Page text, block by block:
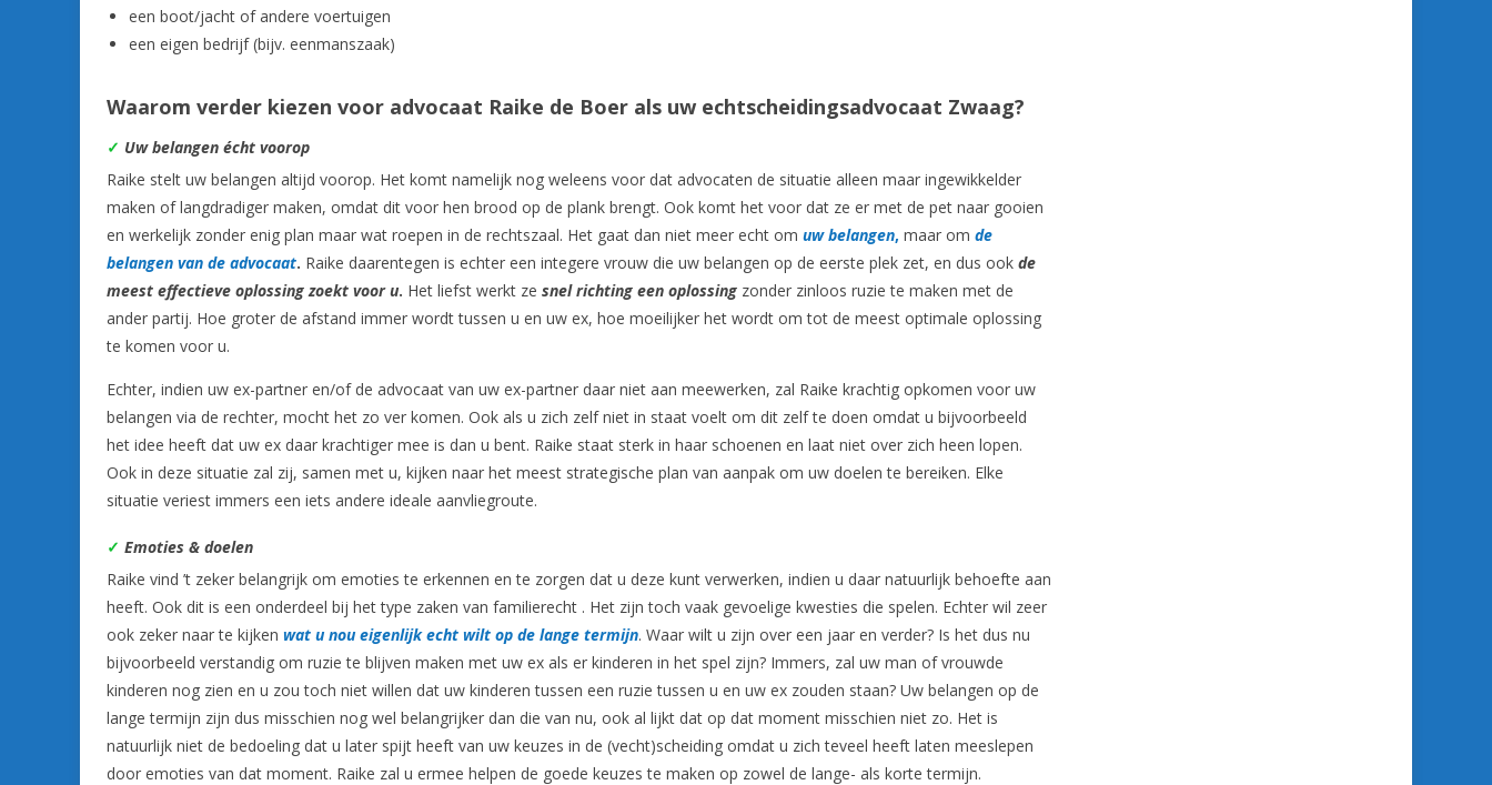
een boot/jacht of andere voertuigen
een eigen bedrijf (bijv. eenmanszaak)
Waarom verder kiezen voor advocaat Raike de Boer als uw echtscheidingsadvocaat Zwaag?
✓ Uw belangen écht voorop
Raike stelt uw belangen altijd voorop. Het komt namelijk nog weleens voor dat advocaten de situatie alleen maar ingewikkelder
maken of langdradiger maken, omdat dit voor hen brood op de plank brengt. Ook komt het voor dat ze er met de pet naar gooien
en werkelijk zonder enig plan maar wat roepen in de rechtszaal. Het gaat dan niet meer echt om uw belangen, maar om de
belangen van de advocaat. Raike daarentegen is echter een integere vrouw die uw belangen op de eerste plek zet, en dus ook de
meest effectieve oplossing zoekt voor u. Het liefst werkt ze snel richting een oplossing zonder zinloos ruzie te maken met de
ander partij. Hoe groter de afstand immer wordt tussen u en uw ex, hoe moeilijker het wordt om tot de meest optimale oplossing
te komen voor u.
Echter, indien uw ex-partner en/of de advocaat van uw ex-partner daar niet aan meewerken, zal Raike krachtig opkomen voor uw
belangen via de rechter, mocht het zo ver komen. Ook als u zich zelf niet in staat voelt om dit zelf te doen omdat u bijvoorbeeld
het idee heeft dat uw ex daar krachtiger mee is dan u bent. Raike staat sterk in haar schoenen en laat niet over zich heen lopen.
Ook in deze situatie zal zij, samen met u, kijken naar het meest strategische plan van aanpak om uw doelen te bereiken. Elke
situatie veriest immers een iets andere ideale aanvliegroute.
✓ Emoties & doelen
Raike vind ’t zeker belangrijk om emoties te erkennen en te zorgen dat u deze kunt verwerken, indien u daar natuurlijk behoefte aan
heeft. Ook dit is een onderdeel bij het type zaken van familierecht . Het zijn toch vaak gevoelige kwesties die spelen. Echter wil zeer
ook zeker naar te kijken wat u nou eigenlijk echt wilt op de lange termijn. Waar wilt u zijn over een jaar en verder? Is het dus nu
bijvoorbeeld verstandig om ruzie te blijven maken met uw ex als er kinderen in het spel zijn? Immers, zal uw man of vrouwde
kinderen nog zien en u zou toch niet willen dat uw kinderen tussen een ruzie tussen u en uw ex zouden staan? Uw belangen op de
lange termijn zijn dus misschien nog wel belangrijker dan die van nu, ook al lijkt dat op dat moment misschien niet zo. Het is
natuurlijk niet de bedoeling dat u later spijt heeft van uw keuzes in de (vecht)scheiding omdat u zich teveel heeft laten meeslepen
door emoties van dat moment. Raike zal u ermee helpen de goede keuzes te maken op zowel de lange- als korte termijn.